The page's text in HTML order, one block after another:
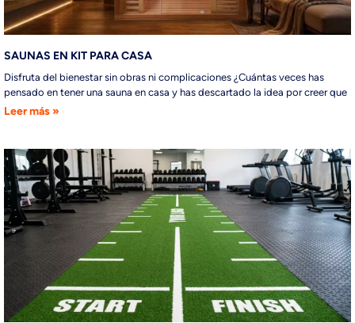
SAUNAS EN KIT PARA CASA
Disfruta del bienestar sin obras ni complicaciones ¿Cuántas veces has
pensado en tener una sauna en casa y has descartado la idea por creer que
Leer más »